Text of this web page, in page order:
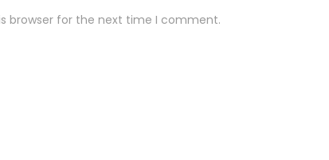
browser for the next time I comment.